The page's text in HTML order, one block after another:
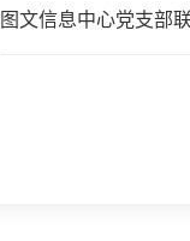
图文信息中心党支部